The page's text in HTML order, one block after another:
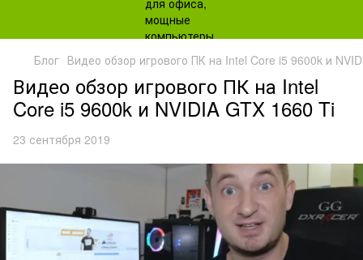
Блог Видео обзор игрового ПК на Intel Core i5 9600k и
Видео обзор игрового ПК на Intel
Core i5 9600k и NVIDIA GTX 1660 Ti
23 сентября 2019